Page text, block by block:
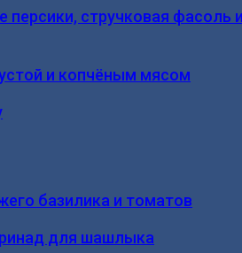
персики, стручковая фасоль
и копчёным мясом
базилика и томатов
для шашлыка